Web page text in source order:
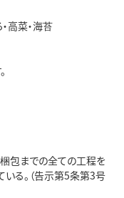
・高菜・海苔
包までの全ての工程を
いる。（告示第5条第3号